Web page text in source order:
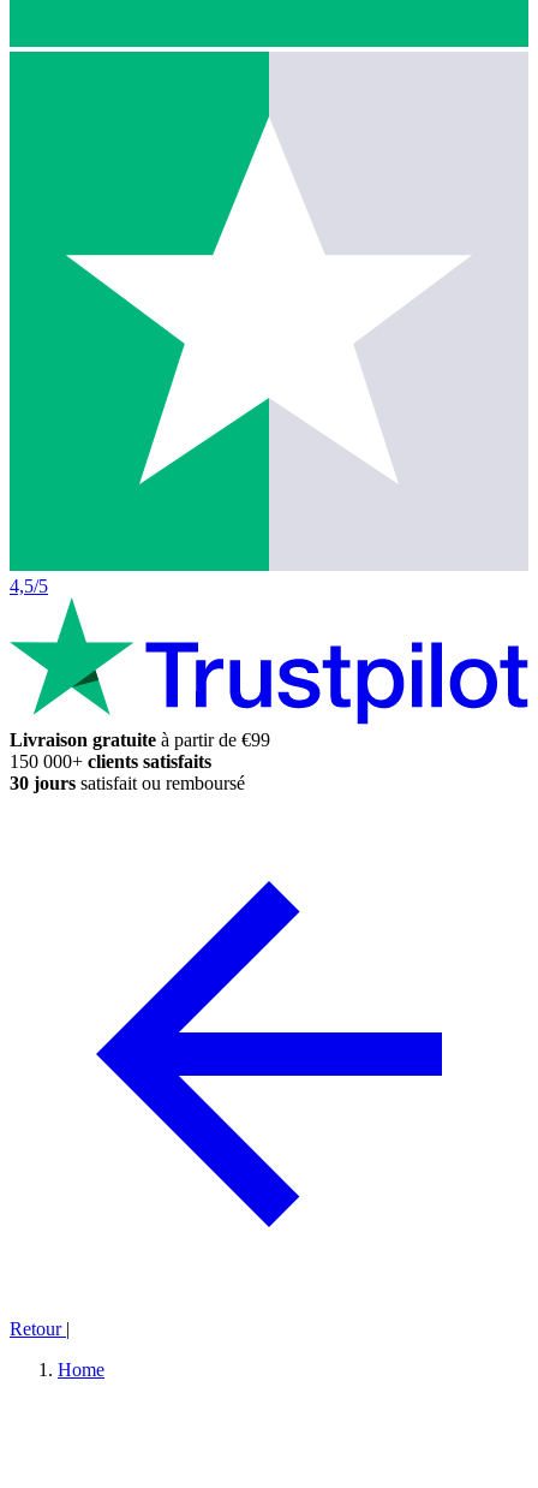
4,5/5
Livraison gratuite à partir de €99
150 000+ clients satisfaits
30 jours satisfait ou remboursé
Retour |
Home